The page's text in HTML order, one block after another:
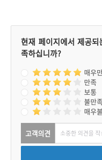
현재 페이지에서 제공
족하십니까?
매우
만족
보통
불만
매우
고객의견